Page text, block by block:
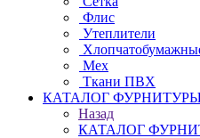
Флис
Утеплители
Мех
Ткани ПВХ
КАТАЛОГ
Назад
КАТАЛОГ